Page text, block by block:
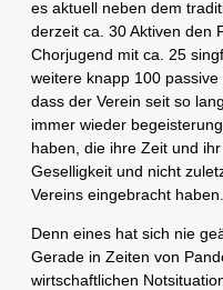
es aktuell neben dem
derzeit ca. 30 Aktiven den
Chorjugend mit ca. 25
weitere knapp 100
dass der Verein seit so
immer wieder
haben, die ihre Zeit und
Geselligkeit und nicht
Vereins eingebracht haben.
Denn eines hat sich nie
Gerade in Zeiten von
wirtschaftlichen